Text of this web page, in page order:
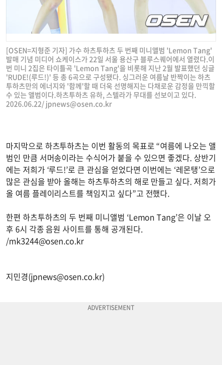
[OSEN=지형준 기자] 가수 하츠투하츠 두 번째 미니앨범 'Lemon Tang'
발매 기념 미디어 쇼케이스가 22일 서울 용산구 블루스퀘어에서 열렸다.이
번 미니 2집은 타이틀곡 'Lemon Tang'을 비롯해 지난 2월 발표했던 싱글
'RUDE!(루드!)' 등 총 6곡으로 구성됐다. 싱그러운 여름날 반짝이는 하츠
투하츠만의 에너지와 '함께'할 때 더욱 선명해지는 다채로운 감정을 만끽할
수 있는 앨범이다.하츠투하츠 유하, 스텔라가 무대를 선보이고 있다.
2026.06.22/ jpnews@osen.co.kr
마지막으로 하츠투하츠는 이번 활동의 목표로 “여름에 나오는 앨
범인 만큼 서머송이라는 수식어가 붙을 수 있으면 좋겠다. 상반기
에는 저희가 ‘루드!’로 큰 관심을 얻었다면 이번에는 ‘레몬탱’으로
많은 관심을 받아 올해는 하츠투하츠의 해로 만들고 싶다. 저희가
올 여름 플레이리스트를 책임지고 싶다”고 전했다.
한편 하츠투하츠의 두 번째 미니앨범 ‘Lemon Tang’은 이날 오
후 6시 각종 음원 사이트를 통해 공개된다.
/mk3244@osen.co.kr
지민경(jpnews@osen.co.kr)